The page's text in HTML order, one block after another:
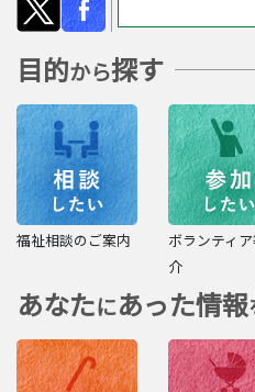
目的から探す
福祉相談のご案内
ボランティ
介
あなたにあった情報